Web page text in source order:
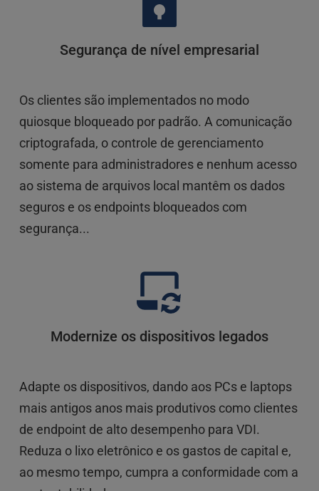
Segurança de nível empresarial
Os clientes são implementados no modo
quiosque bloqueado por padrão. A comunicação
criptografada, o controle de gerenciamento
somente para administradores e nenhum acesso
ao sistema de arquivos local mantêm os dados
seguros e os endpoints bloqueados com
segurança...
Modernize os dispositivos legados
Adapte os dispositivos, dando aos PCs e laptops
mais antigos anos mais produtivos como clientes
de endpoint de alto desempenho para VDI.
Reduza o lixo eletrônico e os gastos de capital e,
ao mesmo tempo, cumpra a conformidade com a